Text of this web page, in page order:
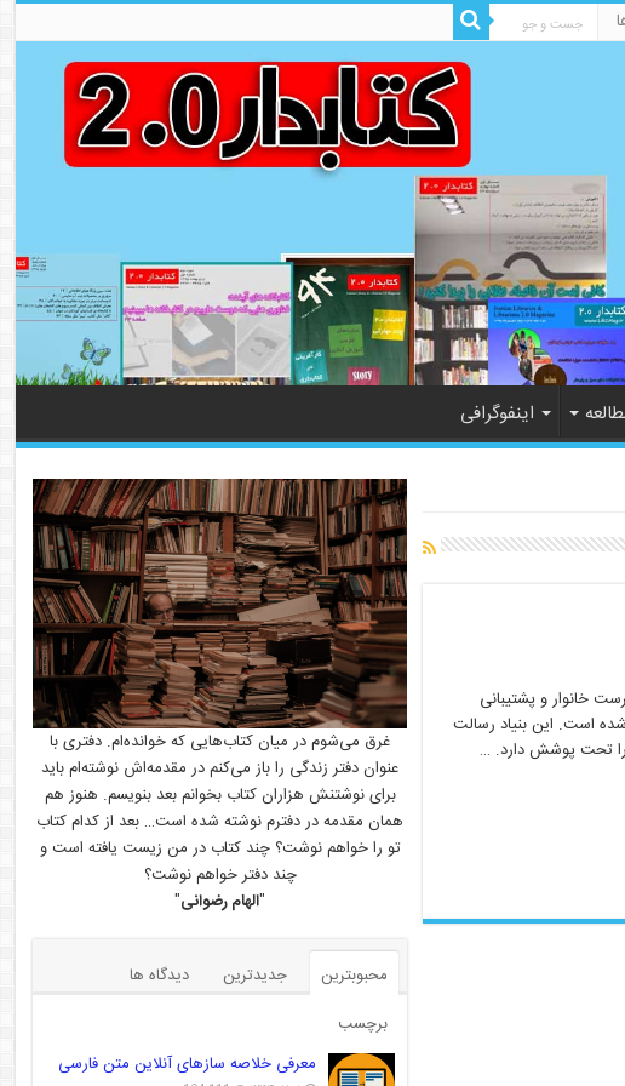
اینفوگرافی
زنان سرپرست خانوار و پشتیبانی
است. این بنیاد رسالت
غرق می‌شوم در میان کتاب‌هایی که خوانده‌ام. دفتری با
عنوان دفتر زندگی را باز می‌کنم در مقدمه‌اش نوشته‌ام باید
برای نوشتنش هزاران کتاب بخوانم بعد بنویسم. هنوز هم
همان مقدمه در دفترم نوشته شده است… بعد از کدام کتاب
تو را خواهم نوشت؟ چند کتاب در من زیست یافته است و
چند دفتر خواهم نوشت؟
"الهام رضوانی"
محبوبترین جدیدترین
دیدگاه ها
برچسب
معرفی خلاصه سازهای آنلاین متن فارسی